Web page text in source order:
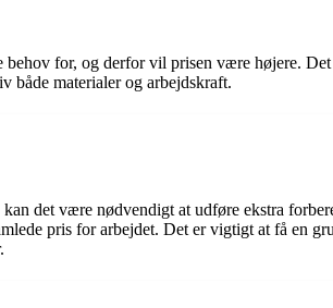
behov for, og derfor vil prisen være højere.
både materialer og arbejdskraft.
det være nødvendigt at udføre ekstra
pris for arbejdet. Det er vigtigt at få en